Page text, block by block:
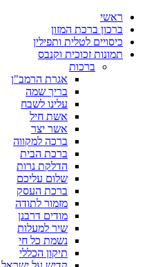
ראשי
ברכון ברכת המזון
כיסויים לטלית ותפילין
תמונות זכוכית וקנבס
ברכות
אגרת הרמב"ן
בריך שמה
עלינו לשבח
אשת חיל
אשר יצר
ברכה למקווה
ברכת הבית
הדלקת נרות
שלום עליכם
ברכת העסק
מזמור לתודה
מודים דרבנן
שיר למעלות
נשמת כל חי
תיקון הכללי